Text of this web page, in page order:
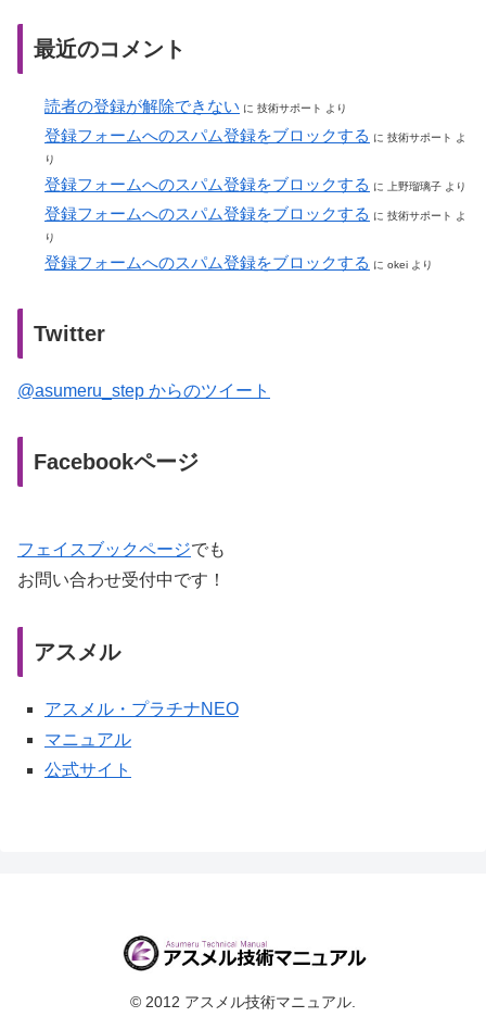
最近のコメント
読者の登録が解除できない に 技術サポート より
登録フォームへのスパム登録をブロックする に 技術サポート
よ
り
登録フォームへのスパム登録をブロックする に 上野瑠璃子 より
登録フォームへのスパム登録をブロックする に 技術サポート
よ
り
登録フォームへのスパム登録をブロックする に okei より
Twitter
@asumeru_step からのツイート
Facebookページ
フェイスブックページでも
お問い合わせ受付中です！
アスメル
アスメル・プラチナNEO
マニュアル
公式サイト
© 2012 アスメル技術マニュアル.